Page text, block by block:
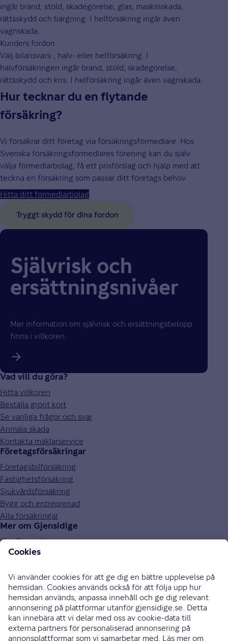
ingår brand, stöld, skadegörelse, glas, maskinskada,
rättsskydd och bärgning. I helförsäkring ingår även
vagnskada.
Kunders fordon
Välj bilansvars-, halv- eller helförsäkring. I
halvförsäkringen ingår brand, stöld, skadegörelse,
rättsskydd och kris. I helförsäkring ingår även vagnskada.
Hur tecknar du en flytande
försäkring?
Vi försäkrar ditt företag via försäkringsförmedlare. Hos
Svenska försäkringsförmedlares förening kan du själv
välja förmedlarbolag, få ett prisförslag och hjälp med att
teckna en försäkring som passar ditt företags behov.
Hitta ditt förmedlarbolag
Tryggt skydd för dina fordon
Självrisk och
ersättnings­nivåer
Mer information om självrisk och ersättningsbelopp
finns i villkoren.
Vad vill du göra?
Hitta villkoren
Beställa grönt kort
Se vanliga frågor och svar
Anmäla skada
Kontakta mäklarservice
Företagsförsäkringar
Företagsbilförsäkring
Fastighetsförsäkring
Sjukvårdsförsäkring
Bygg och entreprenad
Alla försäkringar
Mer om Gjensidige
Om Gjensidige
Jobba hos oss
Press och media
Investor relations
Samarbetspartners
0771-326 326
Bli uppringd
Skriv till oss